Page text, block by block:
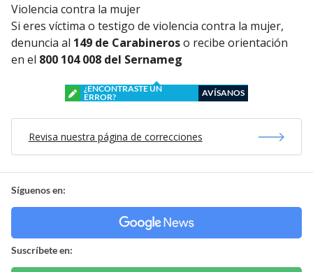
Violencia contra la mujer
Si eres víctima o testigo de violencia contra la mujer,
denuncia al 149 de Carabineroso recibe orientación
en el 800 104 008 del Sernameg
¿ENCONTRASTE UN
ERROR?
AVÍSANOS
Revisa nuestra página de correcciones
Síguenos en:
Suscríbete en: